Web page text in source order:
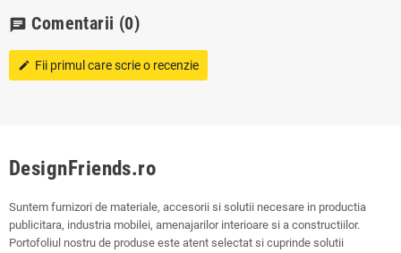
chat Comentarii (0)
edit Fii primul care scrie o recenzie
DesignFriends.ro
Suntem furnizori de materiale, accesorii si solutii necesare in productia
publicitara, industria mobilei, amenajarilor interioare si a constructiilor.
Portofoliul nostru de produse este atent selectat si cuprinde solutii